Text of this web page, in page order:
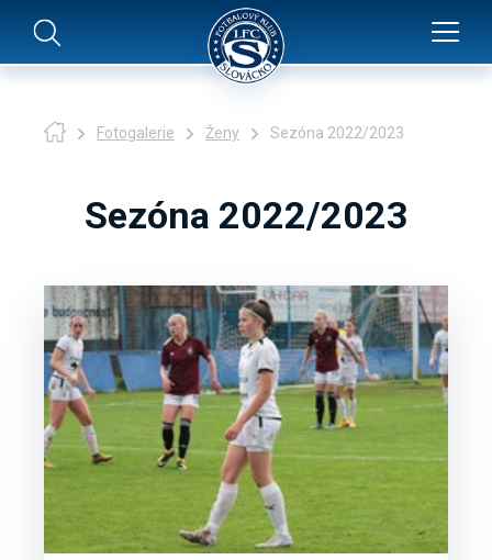
Fotogalerie Ženy Sezóna 2022/2023
Sezóna 2022/2023